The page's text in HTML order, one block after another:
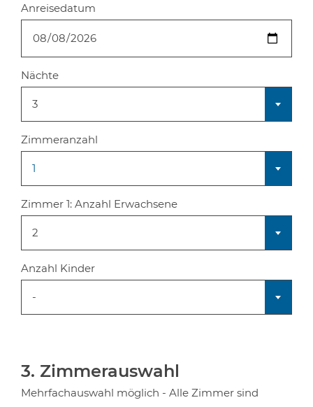
Anreisedatum
Nächte
3
Zimmeranzahl
1
Zimmer 1: Anzahl Erwachsene
2
Anzahl Kinder
-
3. Zimmerauswahl
Mehrfachauswahl möglich - Alle Zimmer sind